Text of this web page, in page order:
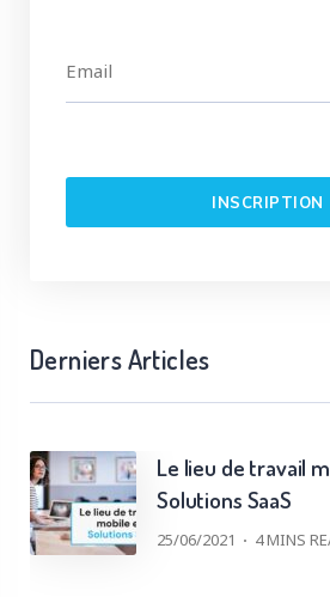
Derniers Articles
Le lieu de travail
Solutions SaaS
25/06/2021 4MINS